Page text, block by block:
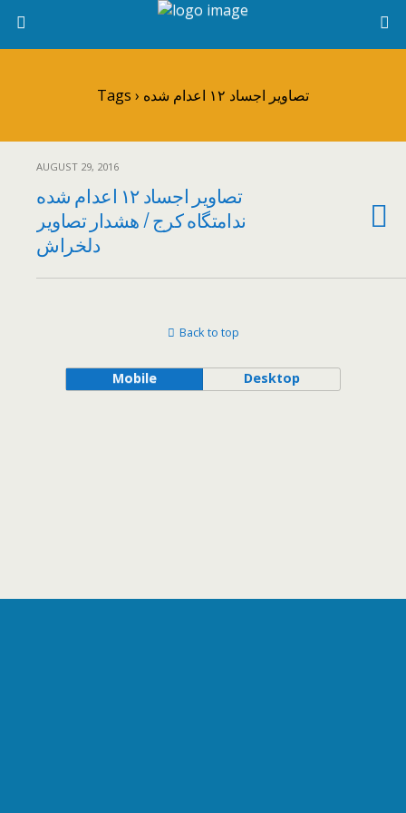
Tags › تصاویر اجساد ۱۲ اعدام شده
AUGUST 29, 2016
تصاویر اجساد ۱۲ اعدام شده
ندامتگاه کرج / هشدار تصاویر
دلخراش
Back to top
Mobile Desktop